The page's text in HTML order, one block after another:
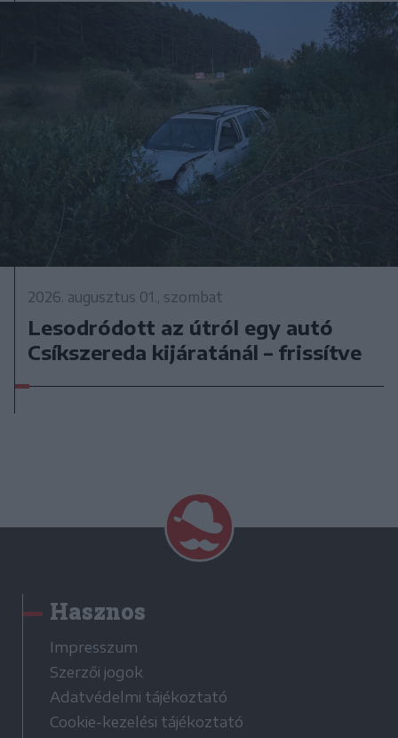
2026. augusztus 01., szombat
Lesodródott az útról egy autó
Csíkszereda kijáratánál – frissítve
Hasznos
Impresszum
Szerzői jogok
Adatvédelmi tájékoztató
Cookie-kezelési tájékoztató